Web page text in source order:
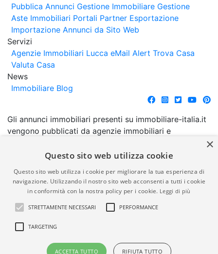
Pubblica Annunci Gestione Immobiliare Gestione
Aste Immobiliari Portali Partner Esportazione
Importazione Annunci da Sito Web
Servizi
Agenzie Immobiliari Lucca eMail Alert Trova Casa
Valuta Casa
News
Immobiliare Blog
Gli annunci immobiliari presenti su immobiliare-italia.it
vengono pubblicati da agenzie immobiliari e
comporta l'approvazione o l'avallo da parte di
garanzia da parte di quest'ultima. immobiliare-italia.it
quindi non è responsabile della veridicità, della
correttezza, della completezza, della normativa in
materia di privacy e/o di alcun altro aspetto dei
suddetti annunci.
© Copyright 2007 - 2026
Powered by
×
Questo sito web utilizza cookie
Questo sito web utilizza i cookie per migliorare la tua esperienza di
navigazione. Utilizzando il nostro sito web acconsenti a tutti i cookie
in conformità con la nostra policy per i cookie. Leggi di più
STRETTAMENTE NECESSARI PERFORMANCE
TARGETING
ACCETTA TUTTO RIFIUTA TUTTO